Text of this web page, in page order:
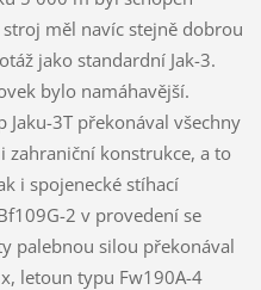
měl navíc stejně dobrou
jako standardní Jak-3.
bylo namáhavější.
3T překonával všechny
zahraniční konstrukce, a to
i spojenecké stíhací
2 v provedení se
palebnou silou překonával
letoun typu Fw190A-4